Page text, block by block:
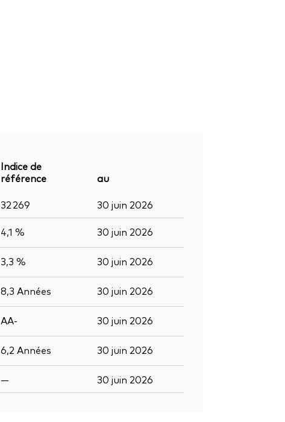
Indice de
référence
au
32 269 30 juin 2026
4,1 % 30 juin 2026
3,3 % 30 juin 2026
8,3 Années 30 juin 2026
AA- 30 juin 2026
6,2 Années 30 juin 2026
— 30 juin 2026